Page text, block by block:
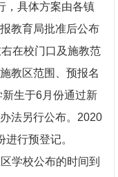
，具体方案由各镇
教育局批准后公布
在校门口及施教范
教区范围、预报名
生于6月份通过新
法另行公布。2020
行预登记。
学校公布的时间到